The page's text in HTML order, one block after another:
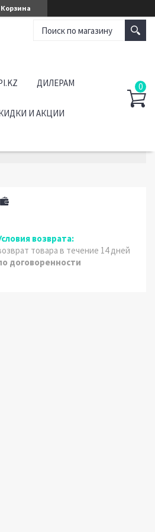
Корзина
ДИЛЕРАМ
И АКЦИИ
товара в течение 14 дней
договоренности